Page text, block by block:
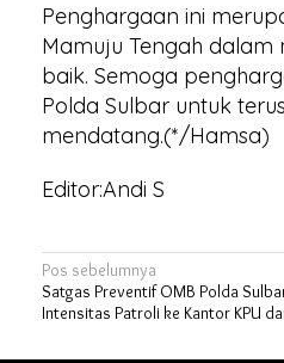
Penghargaan ini
Mamuju Tengah
baik. Semoga
Polda Sulbar untuk
mendatang.(*/Hamsa)
Editor:Andi S
Navigasi
pos
Pos sebelumnya
Satgas Preventif OMB Polda
Intensitas Patroli ke Kantor KPU